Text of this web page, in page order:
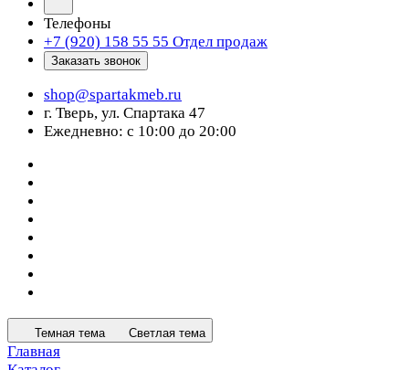
Телефоны
+7 (920) 158 55 55 Отдел продаж
Заказать звонок
shop@spartakmeb.ru
г. Тверь, ул. Спартака 47
Ежедневно: с 10:00 до 20:00
Темная тема Светлая тема
Главная